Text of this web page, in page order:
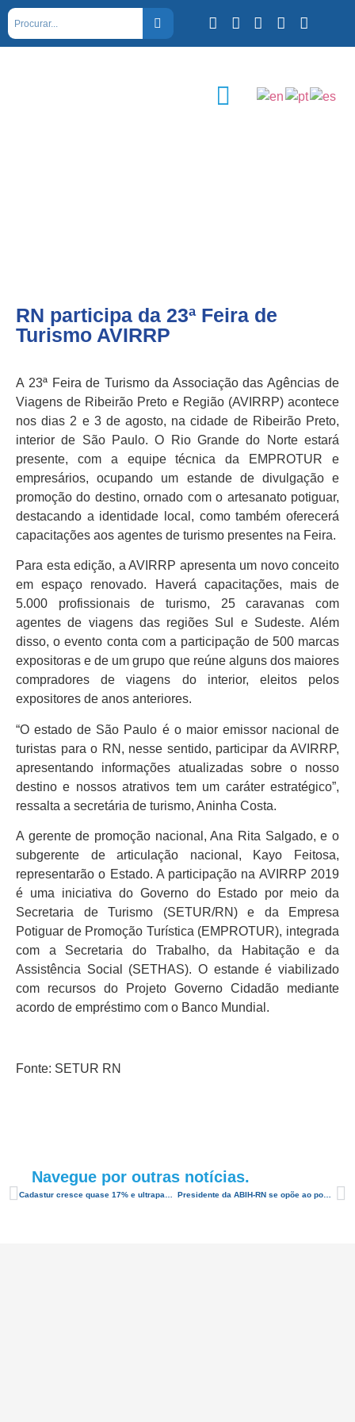
RN participa da 23ª Feira de
Turismo AVIRRP
A 23ª Feira de Turismo da Associação das Agências de
Viagens de Ribeirão Preto e Região (AVIRRP) acontece
nos dias 2 e 3 de agosto, na cidade de Ribeirão Preto,
interior de São Paulo. O Rio Grande do Norte estará
presente, com a equipe técnica da EMPROTUR e
empresários, ocupando um estande de divulgação e
promoção do destino, ornado com o artesanato potiguar,
destacando a identidade local, como também oferecerá
capacitações aos agentes de turismo presentes na Feira.
Para esta edição, a AVIRRP apresenta um novo conceito
em espaço renovado. Haverá capacitações, mais de
5.000 profissionais de turismo, 25 caravanas com
agentes de viagens das regiões Sul e Sudeste. Além
disso, o evento conta com a participação de 500 marcas
expositoras e de um grupo que reúne alguns dos maiores
compradores de viagens do interior, eleitos pelos
expositores de anos anteriores.
“O estado de São Paulo é o maior emissor nacional de
turistas para o RN, nesse sentido, participar da AVIRRP,
apresentando informações atualizadas sobre o nosso
destino e nossos atrativos tem um caráter estratégico”,
ressalta a secretária de turismo, Aninha Costa.
A gerente de promoção nacional, Ana Rita Salgado, e o
subgerente de articulação nacional, Kayo Feitosa,
representarão o Estado. A participação na AVIRRP 2019
é uma iniciativa do Governo do Estado por meio da
Secretaria de Turismo (SETUR/RN) e da Empresa
Potiguar de Promoção Turística (EMPROTUR), integrada
com a Secretaria do Trabalho, da Habitação e da
Assistência Social (SETHAS). O estande é viabilizado
com recursos do Projeto Governo Cidadão mediante
acordo de empréstimo com o Banco Mundial.
Fonte: SETUR RN
Navegue por outras notícias.
Presidente da ABIH-RN se opõe ao posicionamento da procuradora do Estado, em defender a manutenção das ruínas do Hotel Reis Magos, contrariando os pareceres técnicos , bem como decisão do TRF da 5ª Região